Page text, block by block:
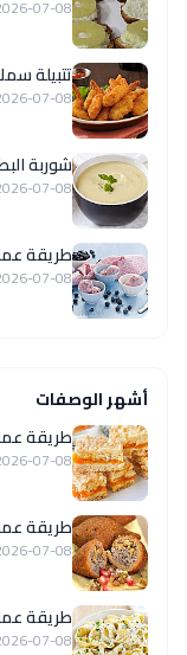
07-08
تتبيلة
07-08
شوربة
07-08
طريقة
07-08
أشهر الوصفات
طريقة
07-08
طريقة
07-08
طريقة
07-08